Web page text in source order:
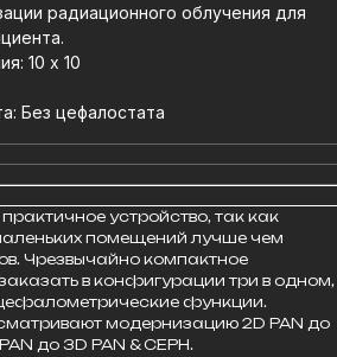
радиационного облучения для
10 х 10
Без цефалостата
практичное устройство, так как
помещений лучше чем
Чрезвычайно компактное
в конфигурации три в одном,
функции.
модернизацию 2D PAN до
до 3D PAN & CEPH.